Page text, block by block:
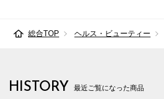
総合TOP ヘルス・ビューティー
HISTORY 最近ご覧になった商品